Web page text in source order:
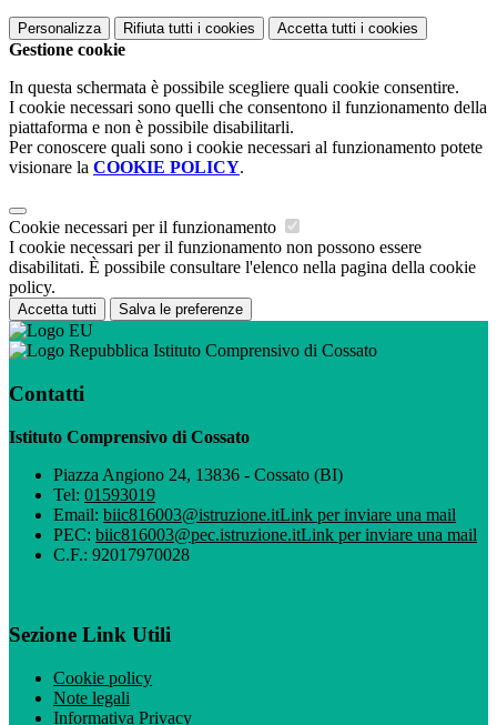
Personalizza Rifiuta tutti i cookies Accetta tutti i cookies
Gestione cookie
In questa schermata è possibile scegliere quali cookie consentire.
I cookie necessari sono quelli che consentono il funzionamento della
piattaforma e non è possibile disabilitarli.
Per conoscere quali sono i cookie necessari al funzionamento potete
visionare la COOKIE POLICY.
Cookie necessari per il funzionamento
I cookie necessari per il funzionamento non possono essere
disabilitati. È possibile consultare l'elenco nella pagina della cookie
policy.
Accetta tutti Salva le preferenze
Istituto Comprensivo di Cossato
Contatti
Istituto Comprensivo di Cossato
Piazza Angiono 24, 13836 - Cossato (BI)
Tel: 01593019
Email: biic816003@istruzione.itLink per inviare una mail
PEC: biic816003@pec.istruzione.itLink per inviare una mail
C.F.: 92017970028
Sezione Link Utili
Cookie policy
Note legali
Informativa Privacy